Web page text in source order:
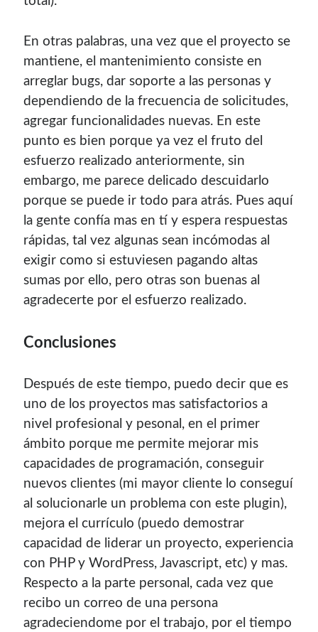
En otras palabras, una vez que el proyecto se
mantiene, el mantenimiento consiste en
arreglar bugs, dar soporte a las personas y
dependiendo de la frecuencia de solicitudes,
agregar funcionalidades nuevas. En este
punto es bien porque ya vez el fruto del
esfuerzo realizado anteriormente, sin
embargo, me parece delicado descuidarlo
porque se puede ir todo para atrás. Pues aquí
la gente confía mas en tí y espera respuestas
rápidas, tal vez algunas sean incómodas al
exigir como si estuviesen pagando altas
sumas por ello, pero otras son buenas al
agradecerte por el esfuerzo realizado.
Conclusiones
Después de este tiempo, puedo decir que es
uno de los proyectos mas satisfactorios a
nivel profesional y pesonal, en el primer
ámbito porque me permite mejorar mis
capacidades de programación, conseguir
nuevos clientes (mi mayor cliente lo conseguí
al solucionarle un problema con este plugin),
mejora el currículo (puedo demostrar
capacidad de liderar un proyecto, experiencia
con PHP y WordPress, Javascript, etc) y mas.
Respecto a la parte personal, cada vez que
recibo un correo de una persona
agradeciendome por el trabajo, por el tiempo